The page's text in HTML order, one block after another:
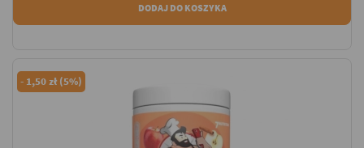
DODAJ DO KOSZYKA
- 1,50 zł (5%)